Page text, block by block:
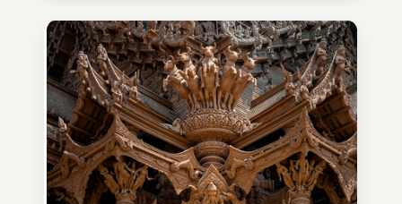
Серед них є і Африка – континент,
який здатний подарувати зовсім
інший формат подорожі.